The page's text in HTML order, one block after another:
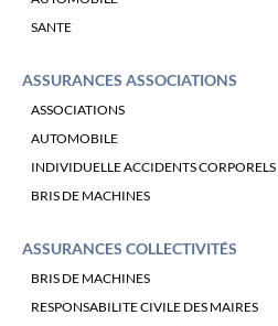
SANTE
ASSURANCES ASSOCIATIONS
ASSOCIATIONS
AUTOMOBILE
INDIVIDUELLE ACCIDENTS CORPORELS
BRIS DE MACHINES
ASSURANCES COLLECTIVITÉS
BRIS DE MACHINES
RESPONSABILITE CIVILE DES MAIRES